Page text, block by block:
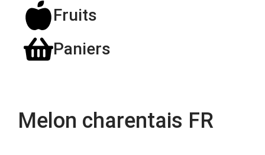
Fruits
Paniers
Melon charentais FR